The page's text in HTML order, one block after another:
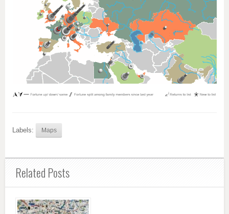
Labels: Maps
Related Posts